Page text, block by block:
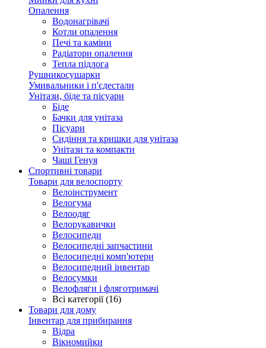
Опалення
Водонагрівачі
Котли опалення
Печі та каміни
Радіатори опалення
Тепла підлога
Рушникосушарки
Умивальники і п'єдестали
Унітази, біде та пісуари
Біде
Бачки для унітаза
Пісуари
Сидіння та кришки для унітаза
Унітази та компакти
Чаші Генуя
Спортивні товари
Товари для велоспорту
Велоінструмент
Велогума
Велоодяг
Велорукавички
Велосипеди
Велосипедні запчастини
Велосипедні комп'ютери
Велосипедний інвентар
Велосумки
Велофляги і фляготримачі
Всі категорії (16)
Товари для дому
Інвентар для прибирання
Відра
Вікномийки